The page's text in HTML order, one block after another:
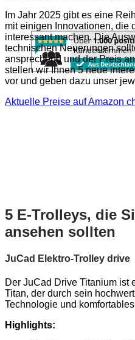
Im Jahr 2025 gibt es eine
mit einigen Innovationen, die
interessant machen. Die
technischen Neuerungen
ansprechend und der Preis
stellen wir Ihnen 5 neue
vor und geben dazu unser
Aktuelle Preise auf Amazon
5 E-Trolleys, die
ansehen sollten
JuCad Elektro-Trolley drive
Der JuCad Drive Titanium ist
Titan, der durch sein
Technologie und
Highlights: